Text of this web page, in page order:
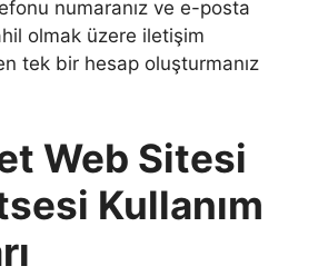
numaranız ve e-posta
olmak üzere iletişim
tek bir hesap oluşturmanız
Web Sitesi
Kullanım